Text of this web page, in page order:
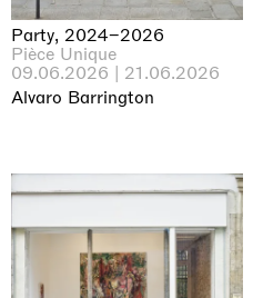
Party, 2024–2026
Pièce Unique
09.06.2026 | 21.06.2026
Alvaro Barrington